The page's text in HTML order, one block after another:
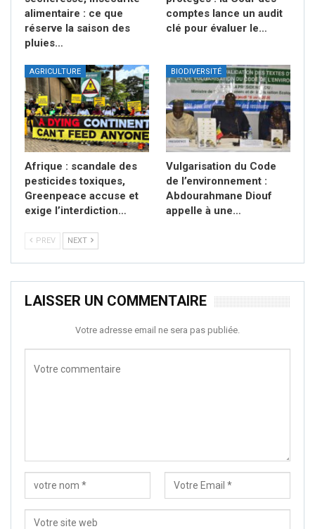
alimentaire : ce que
réserve la saison des
pluies…
comptes lance un audit
clé pour évaluer le…
AGRICULTURE
Afrique : scandale des
pesticides toxiques,
Greenpeace accuse et
exige l’interdiction…
BIODIVERSITÉ
Vulgarisation du Code
de l’environnement :
Abdourahmane Diouf
appelle à une…
PREV NEXT
LAISSER UN COMMENTAIRE
Votre adresse email ne sera pas publiée.